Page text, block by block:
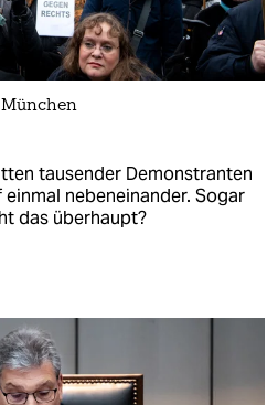
tausender Demonstranten
einmal nebeneinander. Sogar
das überhaupt?